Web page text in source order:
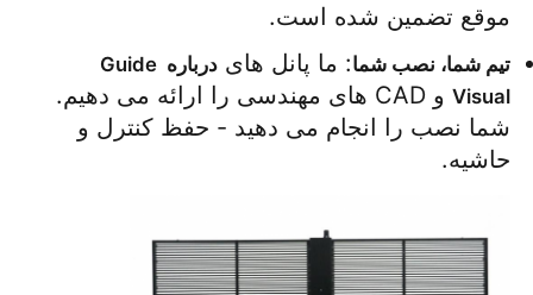
موقع تضمین شده است.
تیم شما، نصب شما: ما پانل های
درباره Guide
Visual
حاشیه.